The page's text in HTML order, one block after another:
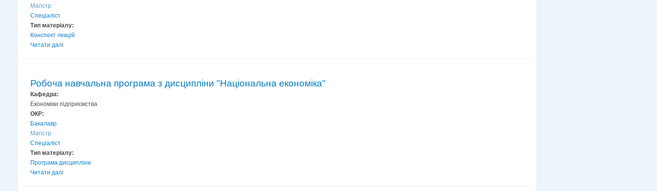
Магістр
Спеціаліст
Тип матеріалу:
Конспект лекцій
Читати далі
Робоча навчальна програма з дисципліни "Національна економіка"
Кафедра:
Економіки підприємства
ОКР:
Бакалавр
Магістр
Спеціаліст
Тип матеріалу:
Програма дисципліни
Читати далі